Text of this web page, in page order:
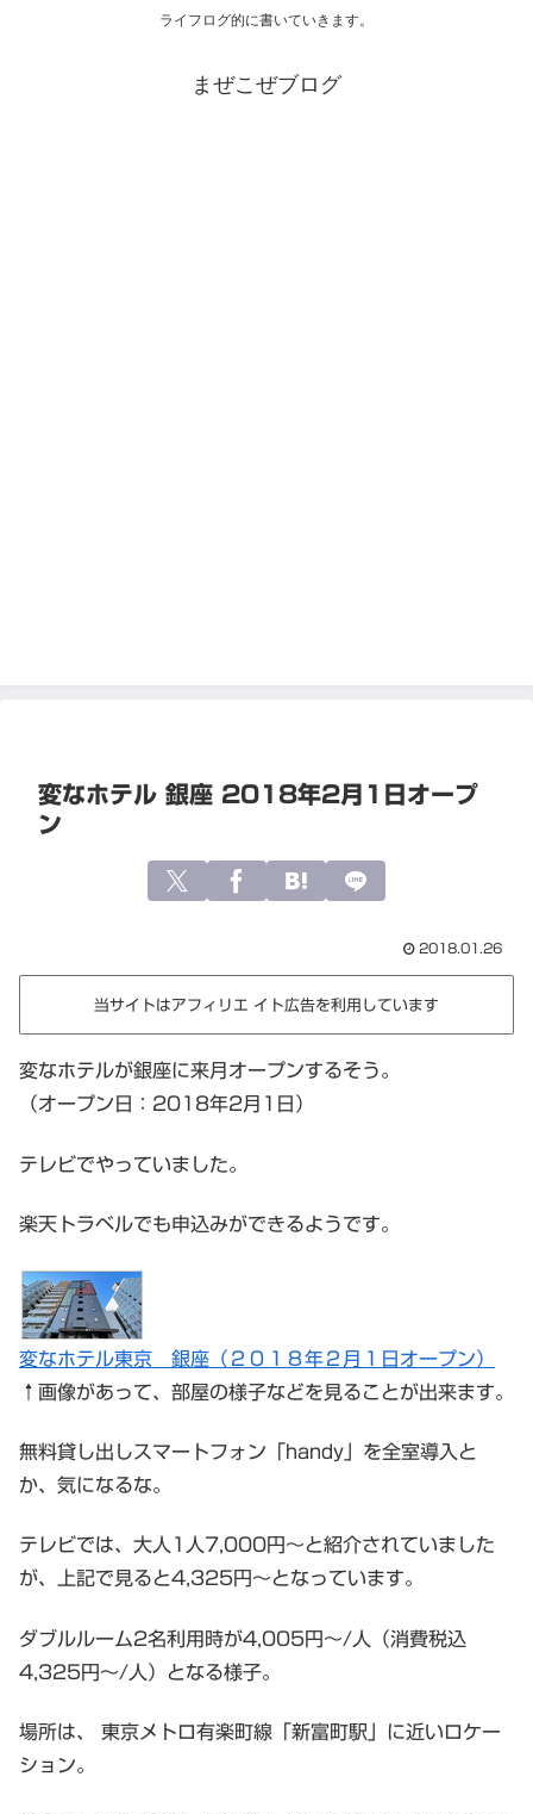
ライフログ的に書いていきます。
まぜこぜブログ
変なホテル 銀座 2018年2月1日オープ
ン
2018.01.26
当サイトはアフィリエ イト広告を利用しています
変なホテルが銀座に来月オープンするそう。
（オープン日：2018年2月1日）
テレビでやっていました。
楽天トラベルでも申込みができるようです。
変なホテル東京 銀座（２０１８年２月１日オープン）
↑画像があって、部屋の様子などを見ることが出来ます。
無料貸し出しスマートフォン「handy」を全室導入と
か、気になるな。
テレビでは、大人1人7,000円～と紹介されていました
が、上記で見ると4,325円～となっています。
ダブルルーム2名利用時が4,005円～/人（消費税込
4,325円～/人）となる様子。
場所は、 東京メトロ有楽町線「新富町駅」に近いロケー
ション。